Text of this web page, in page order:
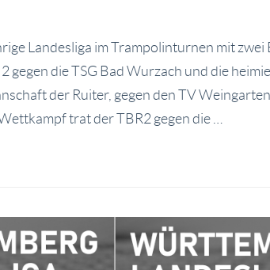
Landesliga im Trampolinturnen mit
die TSG Bad Wurzach und die
der Ruiter, gegen den TV
trat der TBR2 gegen die …